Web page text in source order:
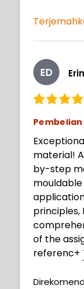
ED
material!
by-step
principles,
of the
referenc+